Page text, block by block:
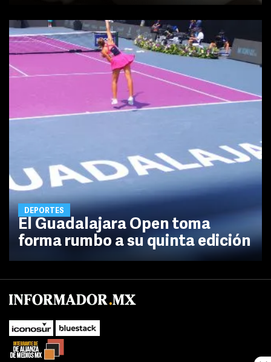
DEPORTES
El Guadalajara Open toma
forma rumbo a su quinta edición